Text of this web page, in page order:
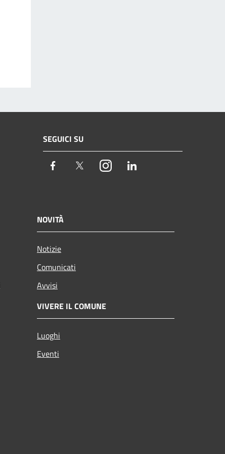
SEGUICI SU
Facebook TwitterInstagram
NOVITÀ
Notizie
Comunicati
Avvisi
VIVERE IL COMUNE
Luoghi
Eventi